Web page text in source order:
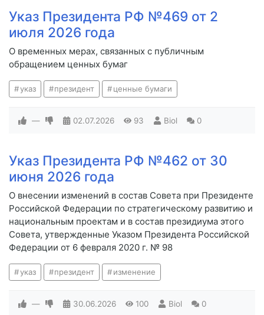
Указ Президента РФ №469 от 2
июля 2026 года
О временных мерах, связанных с публичным
обращением ценных бумаг
указ президент ценные бумаги
— 02.07.2026 93 Biol 0
Указ Президента РФ №462 от 30
июня 2026 года
О внесении изменений в состав Совета при Президенте
Российской Федерации по стратегическому развитию и
национальным проектам и в состав президиума этого
Совета, утвержденные Указом Президента Российской
Федерации от 6 февраля 2020 г. № 98
указ президент изменение
— 30.06.2026 100 Biol 0